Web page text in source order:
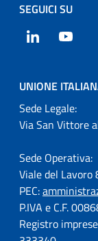
SEGUICI SU
LinkedIn
UNIONE
Sede Legale:
Via San Vittore
Sede Operativa:
Viale del Lavoro
PEC:
P.IVA e C.F.
Registro